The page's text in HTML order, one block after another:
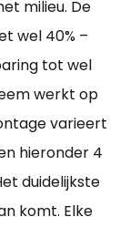
milieu. De
wel 40% –
tot wel
werkt op
varieert
hieronder 4
duidelijkste
komt. Elke